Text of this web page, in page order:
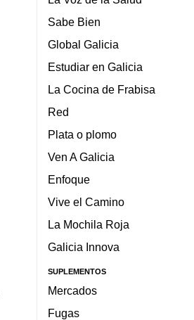
Sabe Bien
Global Galicia
Estudiar en Galicia
La Cocina de Frabisa
Red
Plata o plomo
Ven A Galicia
Enfoque
Vive el Camino
La Mochila Roja
Galicia Innova
SUPLEMENTOS
Mercados
Fugas